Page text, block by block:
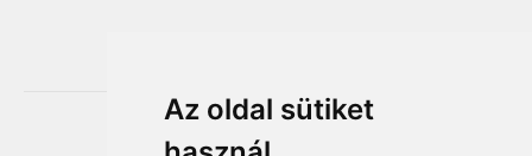
Az oldal sütiket